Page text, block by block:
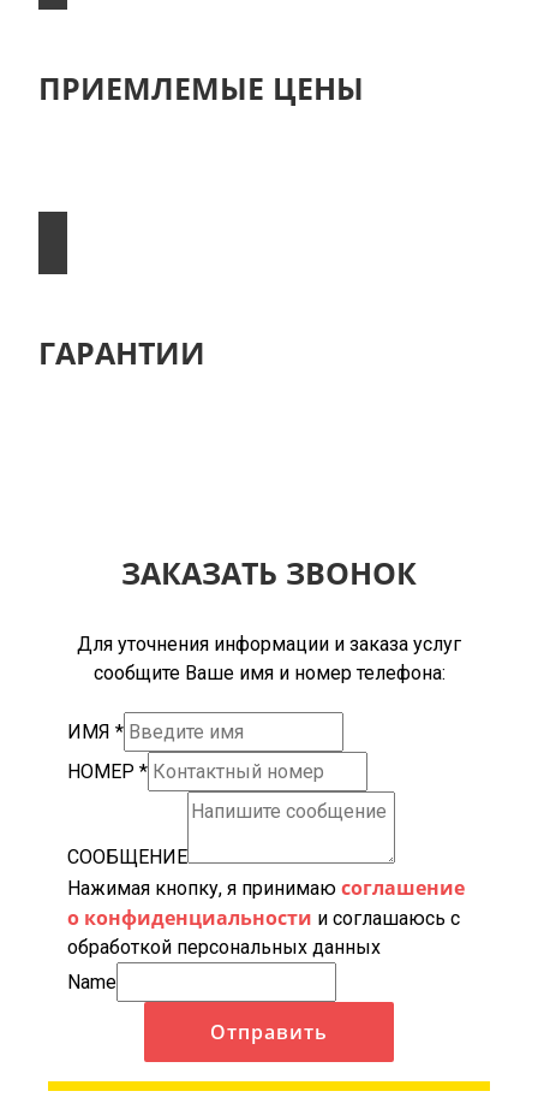
ПРИЕМЛЕМЫЕ ЦЕНЫ
ГАРАНТИИ
ЗАКАЗАТЬ ЗВОНОК
Для уточнения информации и заказа услуг
сообщите Ваше имя и номер телефона:
ИМЯ *
НОМЕР *
СООБЩЕНИЕ
Нажимая кнопку, я принимаю соглашение
о конфиденциальности и соглашаюсь с
обработкой персональных данных
Name
Отправить